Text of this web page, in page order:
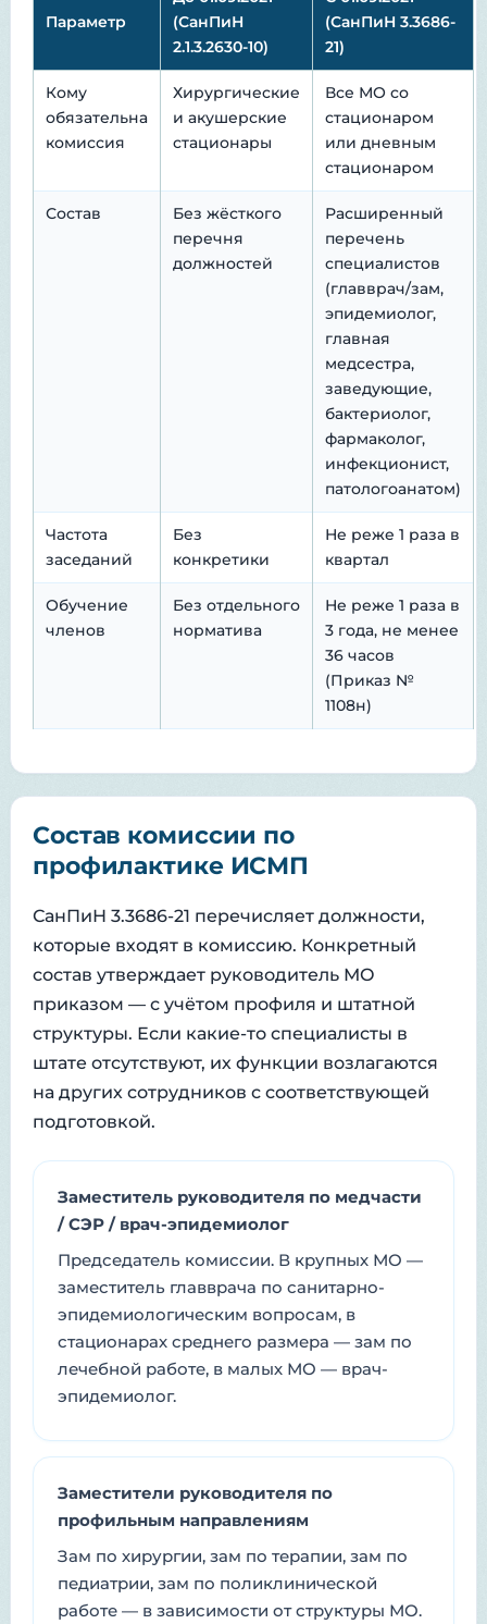
Параметр
(СанПиН
2.1.3.2630-10)
(СанПиН 3.3686-
21)
Кому
обязательна
комиссия
Хирургические
и акушерские
стационары
Все МО со
стационаром
или дневным
стационаром
Состав
Без жёсткого
перечня
должностей
Расширенный
перечень
специалистов
(главврач/зам,
эпидемиолог,
главная
медсестра,
заведующие,
бактериолог,
фармаколог,
инфекционист,
патологоанатом)
Частота
заседаний
Без
конкретики
Не реже 1 раза в
квартал
Обучение
членов
Без отдельного
норматива
Не реже 1 раза в
3 года, не менее
36 часов
(Приказ №
1108н)
Состав комиссии по
профилактике ИСМП
СанПиН 3.3686-21 перечисляет должности,
которые входят в комиссию. Конкретный
состав утверждает руководитель МО
приказом — с учётом профиля и штатной
структуры. Если какие-то специалисты в
штате отсутствуют, их функции возлагаются
на других сотрудников с соответствующей
подготовкой.
Заместитель руководителя по медчасти
/ СЭР / врач-эпидемиолог
Председатель комиссии. В крупных МО —
заместитель главврача по санитарно-
эпидемиологическим вопросам, в
стационарах среднего размера — зам по
лечебной работе, в малых МО — врач-
эпидемиолог.
Заместители руководителя по
профильным направлениям
Зам по хирургии, зам по терапии, зам по
педиатрии, зам по поликлинической
работе — в зависимости от структуры МО.